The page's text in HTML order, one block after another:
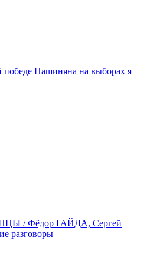
победе Пашиняна на выборах я
/ Фёдор ГАЙДА, Сергей
разговоры